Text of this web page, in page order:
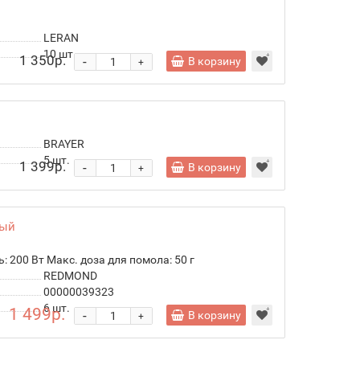
LERAN
10 шт.
1 350р. +
- В корзину
BRAYER
5шт.
1 399р. +
- В корзину
Вт Макс. доза для помола: 50 г
REDMOND
00000039323
6шт.
1 499р. +
- В корзину